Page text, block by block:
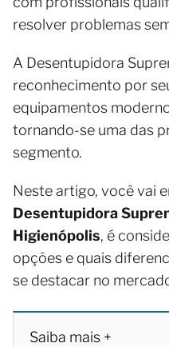
resolver problemas
A Desentupidora
reconhecimento por
equipamentos
tornando-se uma das
segmento.
Neste artigo, você vai
Desentupidora
Higienópolis, é
opções e quais
se destacar no
Saiba mais +